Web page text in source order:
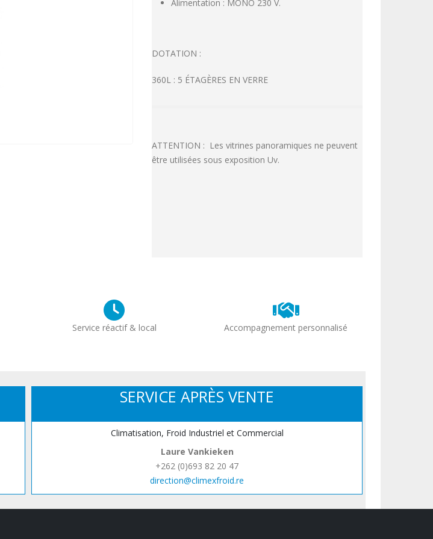
Alimentation : MONO 230 V.
DOTATION :
360L : 5 ÉTAGÈRES EN VERRE
ATTENTION : Les vitrines panoramiques ne peuvent
être utilisées sous exposition Uv.
Service réactif & local Accompagnement personnalisé
SERVICE APRÈS VENTE
Climatisation, Froid Industriel et Commercial
Laure Vankieken
+262 (0)693 82 20 47
direction@climexfroid.re